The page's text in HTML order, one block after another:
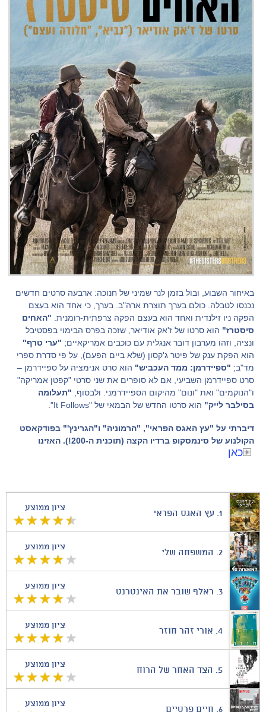
באיחור השבוע, ובול בזמן לנר שמיני של חנוכה: ארבעה סרטים חדשים
נכנסו לטבלה. כולם בערך תוצרת ארה"ב. בערך, כי אחד הוא בעצם
הפקה ניו זילנדית ואחד הוא בעצם הפקה צרפתית-רומנית. "האחים
סיסטרז" הוא סרטו של ז'אק אודיאר, שזכה בפרס הבימוי בפסטיבל
ונציה, וזהו מערבון דובר אנגלית עם כוכבים אמריקאיים; "ערי טרף"
הוא הפקת ענק של פיטר ג'קסון (שלא ביים הפעם), על פי סדרת ספרי
מד"ב; "ספיידרמן: ממד העכביש" הוא סרט אנימציה על ספיידרמן –
סרט ספיידרמן השביעי, אם לא סופרים את שני סרטי "קפטן אמריקה"
ו"הנוקמים" ואת "ונום" מהיקום הספיידרמני. ולבסוף, "תעלומה
בסילבר לייק" הוא סרטו החדש של הבמאי של "It Follows".
דיברתי על "עץ האגס הפראי", "הרמוניה" ו"הגרינץ'" בפודקאסט
הקולנוע של סינמסקופ ברדיו הקצה (תוכנית ה-200!). האזינו
כאן
ציון ממוצע
1. עץ האגס הפראי
ציון ממוצע
2. המשפחה שלי
ציון ממוצע
3. ראלף שובר את האינטרנט
ציון ממוצע
4. אורי זהר חוזר
ציון ממוצע
5. הצד האחר של הרוח
ציון ממוצע
6. חיים פרטיים